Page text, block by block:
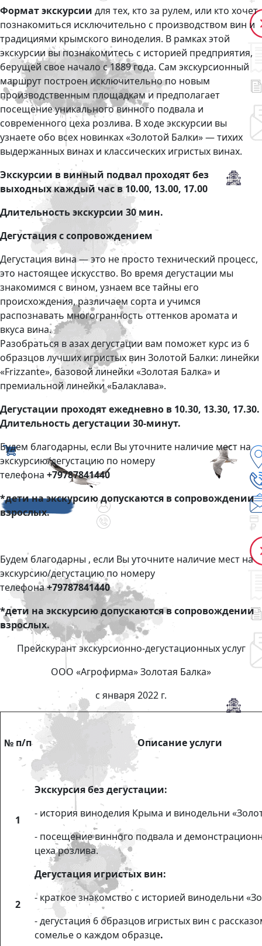
Формат экскурсии для тех, кто за рулем, или кто хочет
познакомиться исключительно с производством вин и
традициями крымского виноделия. В рамках этой
экскурсии вы познакомитесь с историей предприятия,
берущей свое начало с 1889 года. Сам экскурсионный
маршрут построен исключительно по новым
производственным площадкам и предполагает
посещение уникального винного подвала и
современного цеха розлива. В ходе экскурсии вы
узнаете обо всех новинках «Золотой Балки» — тихих
выдержанных винах и классических игристых винах.
Экскурсии в винный подвал проходят без
выходных каждый час в 10.00, 13.00, 17.00
Длительность экскурсии 30 мин.
Дегустация с сопровождением
Дегустация вина — это не просто технический процесс,
это настоящее искусство. Во время дегустации мы
знакомимся с вином, узнаем все тайны его
происхождения, различаем сорта и учимся
распознавать многогранность оттенков аромата и
вкуса вина.
Разобраться в азах дегустации вам поможет курс из 6
образцов лучших игристых вин Золотой Балки: линейки
«Frizzante», базовой линейки «Золотая Балка» и
премиальной линейки «Балаклава».
Дегустации проходят ежедневно в 10.30, 13.30, 17.30.
Длительность дегустации 30-минут.
Будем благодарны, если Вы уточните наличие мест на
экскурсию/дегустацию по номеру
телефона +79787841440
*дети на экскурсию допускаются в сопровождении
взрослых.
Будем благодарны , если Вы уточните наличие мест на
экскурсию/дегустацию по номеру
телефона+79787841440
*дети на экскурсию допускаются в сопровождении
взрослых.
Прейскурант экскурсионно-дегустационных услуг
ООО «Агрофирма» Золотая Балка»
с января 2022 г.
№ п/п Описание услуги
1
Экскурсия без дегустации:
- история виноделия Крыма и винодельни
- посещение винного подвала и
цеха розлива.
2
Дегустация игристых вин:
- краткое знакомство с историей винодельни
- дегустация 6 образцов игристых вин с
сомелье о каждом образце.